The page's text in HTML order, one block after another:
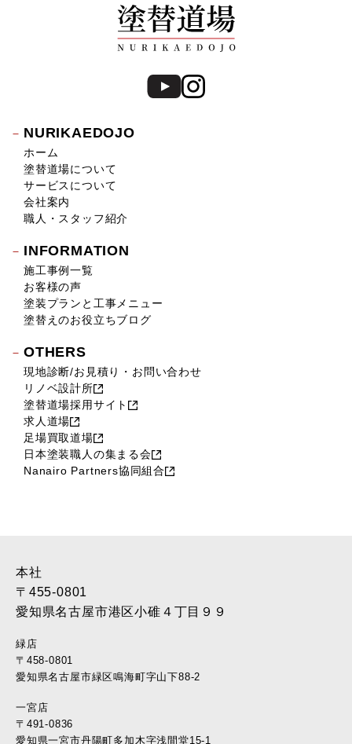
NURIKAEDOJO
ホーム
塗替道場について
サービスについて
会社案内
職人・スタッフ紹介
INFORMATION
施工事例一覧
お客様の声
塗装プランと工事メニュー
塗替えのお役立ちブログ
OTHERS
現地診断/お見積り・お問い合わせ
リノベ設計所
塗替道場採用サイト
求人道場
足場買取道場
日本塗装職人の集まる会
Nanairo Partners協同組合
本社
〒455-0801
愛知県名古屋市港区小碓４丁目９９
緑店
〒458-0801
愛知県名古屋市緑区鳴海町字山下88-2
一宮店
〒491-0836
愛知県一宮市丹陽町多加木字浅間堂15-1